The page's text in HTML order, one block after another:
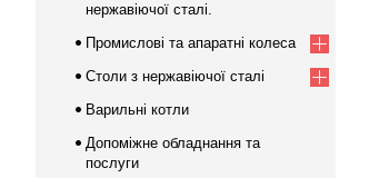
нержавіючої сталі.
Промислові та апаратні колеса
Столи з нержавіючої сталі
Варильні котли
Допоміжне обладнання та
послуги